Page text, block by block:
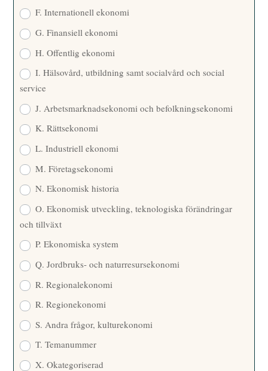
F. Internationell ekonomi
G. Finansiell ekonomi
H. Offentlig ekonomi
I. Hälsovård, utbildning samt socialvård och social
service
J. Arbetsmarknadsekonomi och befolkningsekonomi
K. Rättsekonomi
L. Industriell ekonomi
M. Företagsekonomi
N. Ekonomisk historia
O. Ekonomisk utveckling, teknologiska förändringar
och tillväxt
P. Ekonomiska system
Q. Jordbruks- och naturresursekonomi
R. Regionalekonomi
R. Regionekonomi
S. Andra frågor, kulturekonomi
T. Temanummer
X. Okategoriserad